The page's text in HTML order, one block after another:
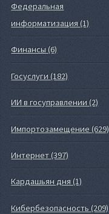
Федеральная
информатизация (1)
Финансы (6)
Госуслуги (182)
ИИ в госуправлении (2)
Импортозамещение (629)
Интернет (397)
Кардашьян дня (1)
Кибербезопасность (209)